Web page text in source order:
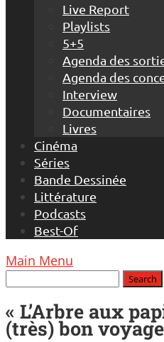
Live Report
Playlists
5+5
Agenda des
Agenda des
Interview
Documentaires
Livres
Cinéma
Séries
Bande Dessinée
Littérature
Podcasts
Best-Of
Main Menu
« L’Arbre aux
(très) bon